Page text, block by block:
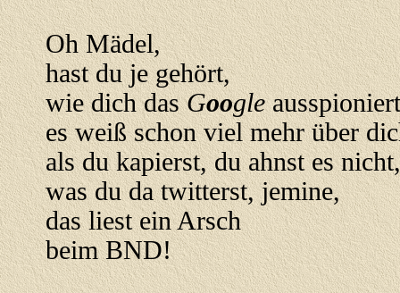
Oh Mädel,
hast du je gehört,
wie dich dasGoogle
es weiß schon viel mehr über
als du kapierst, du ahnst es nicht,
was du da twitterst, jemine,
das liest ein Arsch
beim BND!